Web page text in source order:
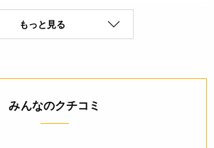
もっと見る
みんなのクチコミ